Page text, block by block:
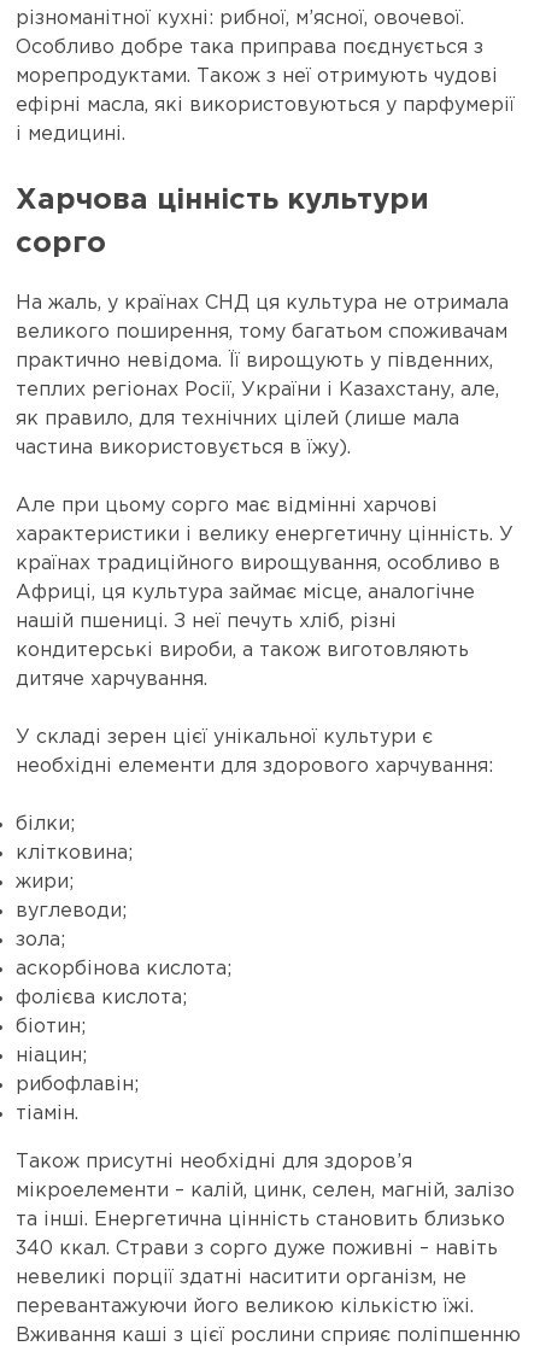
різноманітної кухні: рибної, м’ясної, овочевої.
Особливо добре така приправа поєднується з
морепродуктами. Також з неї отримують чудові
ефірні масла, які використовуються у парфумерії
і медицині.
Харчова цінність культури
сорго
На жаль, у країнах СНД ця культура не отримала
великого поширення, тому багатьом споживачам
практично невідома. Її вирощують у південних,
теплих регіонах Росії, України і Казахстану, але,
як правило, для технічних цілей (лише мала
частина використовується в їжу).
Але при цьому сорго має відмінні харчові
характеристики і велику енергетичну цінність. У
країнах традиційного вирощування, особливо в
Африці, ця культура займає місце, аналогічне
нашій пшениці. З неї печуть хліб, різні
кондитерські вироби, а також виготовляють
дитяче харчування.
У складі зерен цієї унікальної культури є
необхідні елементи для здорового харчування:
білки;
клітковина;
жири;
вуглеводи;
зола;
аскорбінова кислота;
фолієва кислота;
біотин;
ніацин;
рибофлавін;
тіамін.
Також присутні необхідні для здоров’я
мікроелементи – калій, цинк, селен, магній, залізо
та інші. Енергетична цінність становить близько
340 ккал. Страви з сорго дуже поживні – навіть
невеликі порції здатні наситити організм, не
перевантажуючи його великою кількістю їжі.
Вживання каші з цієї рослини сприяє поліпшенню